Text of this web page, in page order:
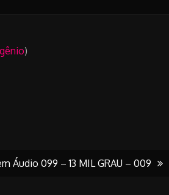
)
Áudio 099 – 13 MIL GRAU – 009